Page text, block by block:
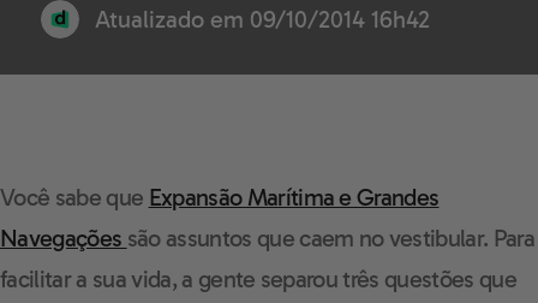
Atualizado em 09/10/2014 16h42
Você sabe que Expansão Marítima e Grandes
Navegações são assuntos que caem no vestibular. Para
facilitar a sua vida, a gente separou três questões que